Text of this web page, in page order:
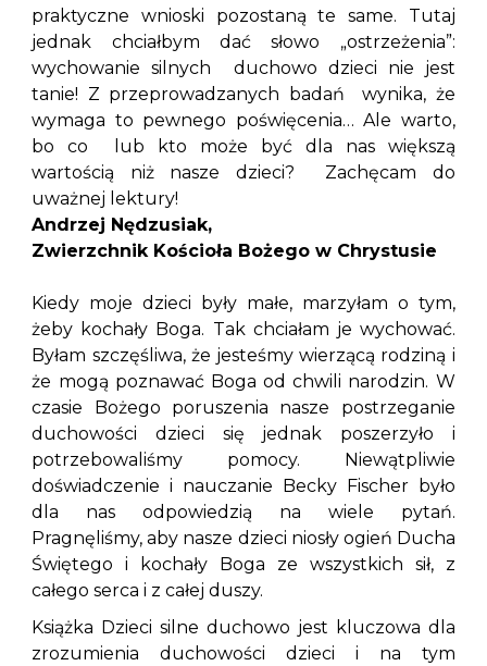
praktyczne wnioski pozostaną te same. Tutaj
jednak chciałbym dać słowo „ostrzeżenia”:
wychowanie silnych duchowo dzieci nie jest
tanie! Z przeprowadzanych badań wynika, że
wymaga to pewnego poświęcenia… Ale warto,
bo co lub kto może być dla nas większą
wartością niż nasze dzieci? Zachęcam do
uważnej lektury!
Andrzej Nędzusiak,
Zwierzchnik Kościoła Bożego w Chrystusie
Kiedy moje dzieci były małe, marzyłam o tym,
żeby kochały Boga. Tak chciałam je wychować.
Byłam szczęśliwa, że jesteśmy wierzącą rodziną i
że mogą poznawać Boga od chwili narodzin. W
czasie Bożego poruszenia nasze postrzeganie
duchowości dzieci się jednak poszerzyło i
potrzebowaliśmy pomocy. Niewątpliwie
doświadczenie i nauczanie Becky Fischer było
dla nas odpowiedzią na wiele pytań.
Pragnęliśmy, aby nasze dzieci niosły ogień Ducha
Świętego i kochały Boga ze wszystkich sił, z
całego serca i z całej duszy.
Książka Dzieci silne duchowo jest kluczowa dla
zrozumienia duchowości dzieci i na tym